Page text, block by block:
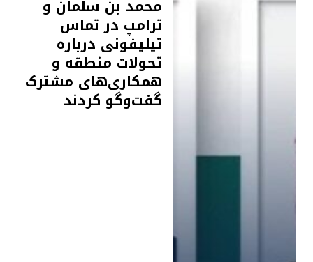
محمد بن سلمان و
ترامپ در تماس
تیلیفونی درباره
تحولات منطقه و
همکاری‌های مشترک
گفت‌وگو کردند